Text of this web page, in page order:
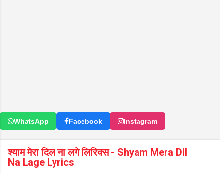
WhatsApp Facebook Instagram
श्याम मेरा दिल ना लगे लिरिक्स - Shyam Mera Dil
Na Lage Lyrics